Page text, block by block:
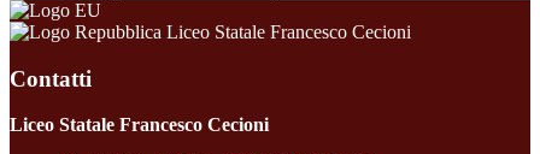
Liceo Statale Francesco Cecioni
Contatti
Liceo Statale Francesco Cecioni